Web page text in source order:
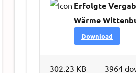
Erfolgte
Wärme
Download
3964
302.23 KB